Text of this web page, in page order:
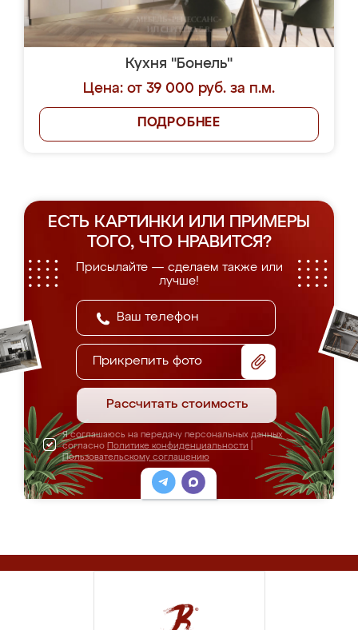
Кухня "Бонель"
Цена: от 39 000 руб. за п.м.
ПОДРОБНЕЕ
ЕСТЬ КАРТИНКИ ИЛИ ПРИМЕРЫ
ТОГО, ЧТО НРАВИТСЯ?
Присылайте — сделаем также или
лучше!
Прикрепить фото
Рассчитать стоимость
Я соглашаюсь на передачу персональных данных
согласно Политике конфиденциальности
Пользовательскому соглашению